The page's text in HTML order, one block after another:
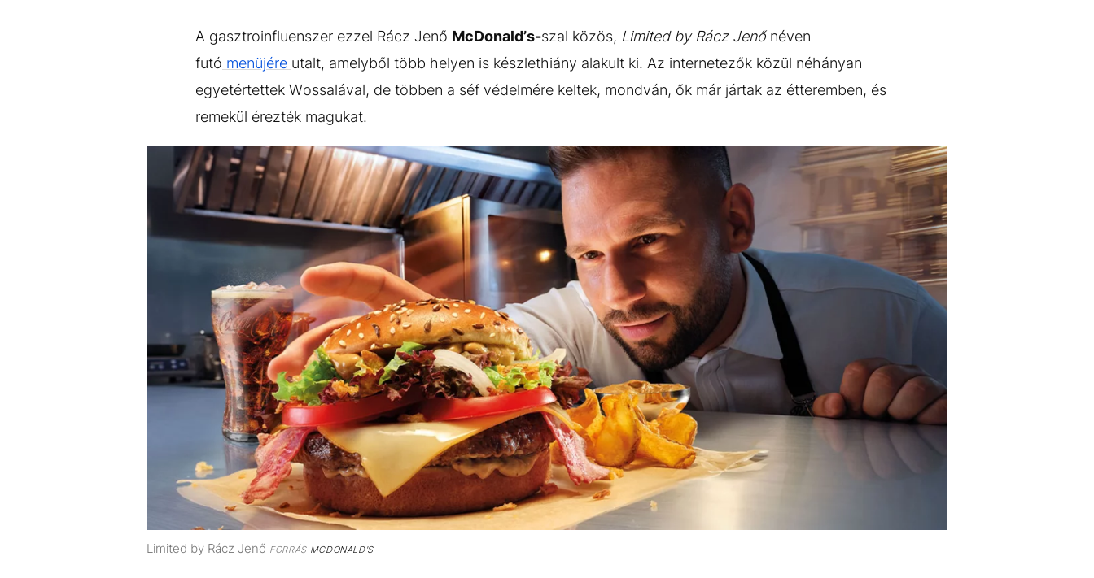
A gasztroinfluenszer ezzel Rácz Jenő McDonald’s-szal közös, Limited by Rácz Jenőnéven
futó menüjére utalt, amelyből több helyen is készlethiány alakult ki. Az internetezők közül néhányan
egyetértettek Wossalával, de többen a séf védelmére keltek, mondván, ők már jártak az étteremben, és
remekül érezték magukat.
Limited by Rácz Jenő FORRÁSMCDONALD'S